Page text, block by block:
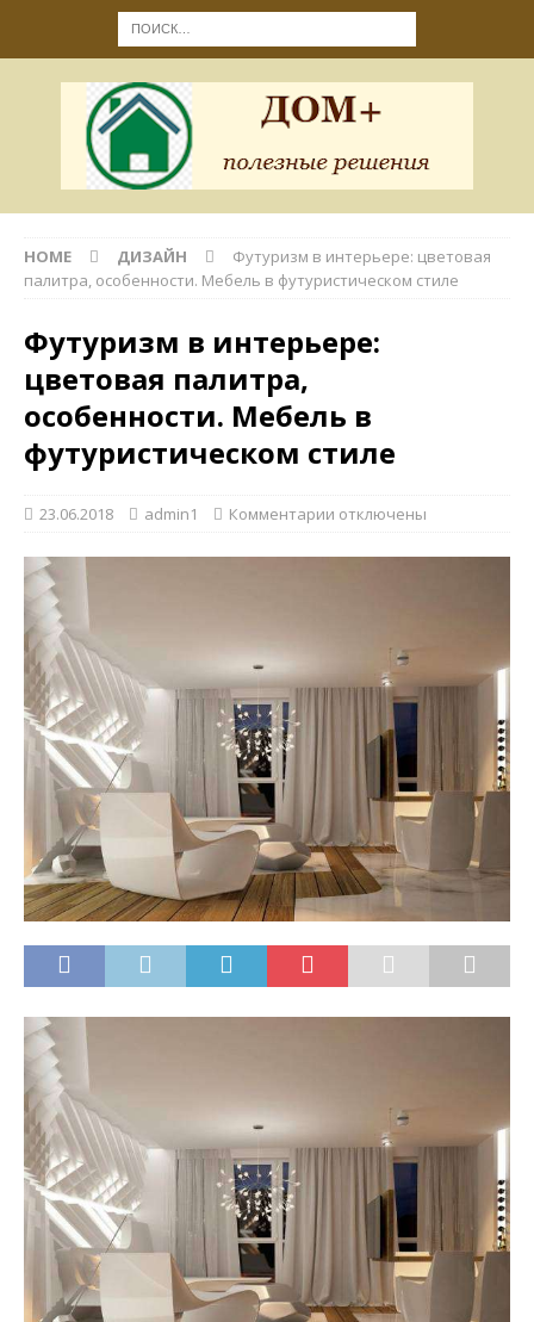
HOME ДИЗАЙН
Футуризм в интерьере: цветовая
палитра, особенности. Мебель в футуристическом стиле
Футуризм в интерьере:
цветовая палитра,
особенности. Мебель в
футуристическом стиле
23.06.2018 admin1 Комментарии отключены